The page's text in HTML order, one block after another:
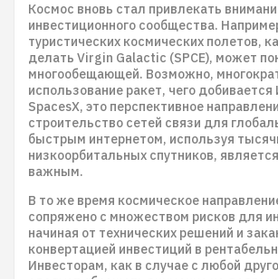
Космос вновь стал привлекать
инвестиционного сообщества.
туристических космических полетов,
делать Virgin Galactic (SPCE), может
многообещающей. Возможно,
использование ракет, чего
SpacesХ, это перспективное
строительство сетей связи для
быстрым интернетом, используя
низкоорбитальных спутников,
важным.
В то же время космическое
сопряжено с множеством рисков для
начиная от технических решений и
конвертацией инвестиций в
Инвесторам, как в случае с любой